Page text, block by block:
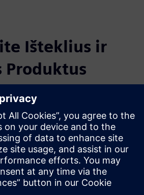
Išteklius ir
Produktus
ir Ištekliai